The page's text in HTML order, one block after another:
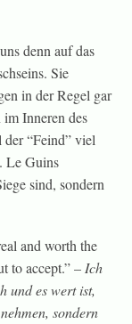
denn auf das
Sie
in der Regel gar
Inneren des
“Feind” viel
Le Guins
sind, sondern
and worth the
to accept.” – Ich
und es wert ist,
sondern